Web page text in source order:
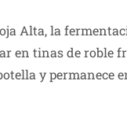
Alta, la
en tinas de roble
y permanece